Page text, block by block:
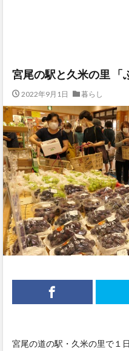
宮尾の駅と久米の里 「
2022年9月1日 暮らし
宮尾の道の駅・久米の里で１